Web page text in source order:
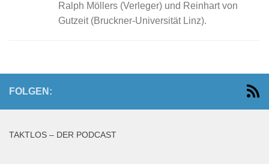
Ralph Möllers (Verleger) und Reinhart von
Gutzeit (Bruckner-Universität Linz).
FOLGEN:
TAKTLOS – DER PODCAST